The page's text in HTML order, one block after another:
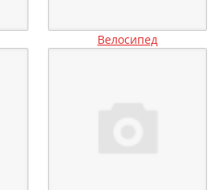
Велосипед